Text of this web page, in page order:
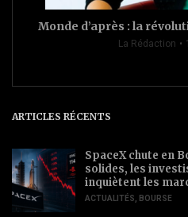
Monde d’après : la
La Rédaction
ARTICLES RÉCENTS
SpaceX chute en
solides, les
inquiètent les
ACTUALITÉS BOURSE